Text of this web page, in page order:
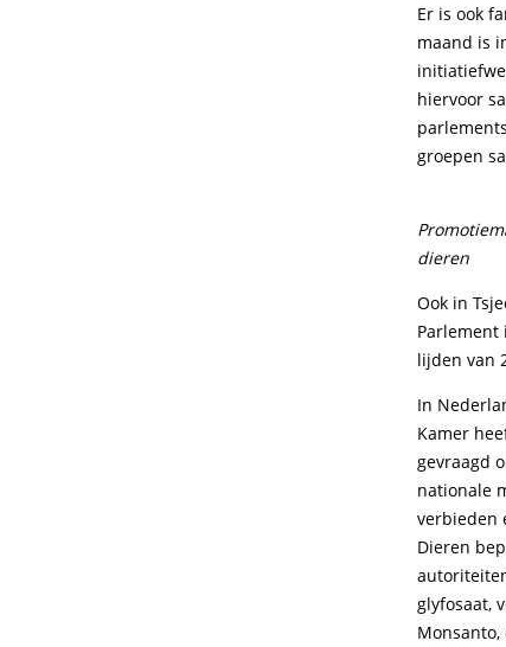
Er is ook
maand is
hiervoor
groepen
dieren
Ook in
Parlement
lijden van
In
Kamer
gevraagd
nationale
verbieden
Dieren
glyfosaat,